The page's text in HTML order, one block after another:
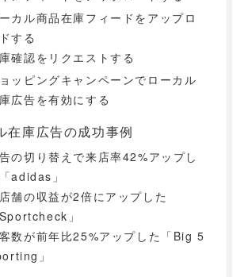
カル商品在庫フィードをアップロ
する
確認をリクエストする
ッピングキャンペーンでローカル
広告を有効にする
在庫広告の成功事例
の切り替えで来店率42%アップし
adidas」
舗の収益が2倍にアップした
Sportcheck」
数が前年比25%アップした「Big 5
」